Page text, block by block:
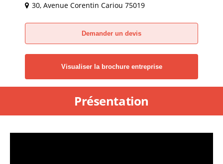
30, Avenue Corentin Cariou 75019
Demander un devis
Visualiser la brochure entreprise
Présentation